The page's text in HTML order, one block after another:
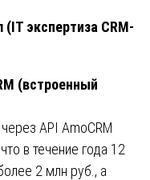
экспертиза CRM-
(встроенный
API AmoCRM
в течение года 12
2 млн руб., а